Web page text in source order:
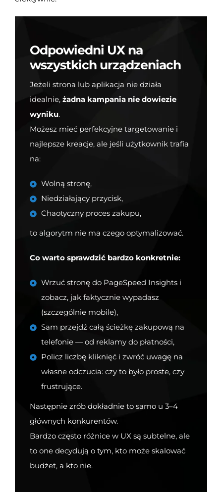
Odpowiedni UX na
wszystkich urządzeniach
Jeżeli strona lub aplikacja nie działa
idealnie, żadna kampania nie dowiezie
wyniku.
Możesz mieć perfekcyjne targetowanie i
najlepsze kreacje, ale jeśli użytkownik trafia
na:
Wolną stronę,
Niedziałający przycisk,
Chaotyczny proces zakupu,
to algorytm nie ma czego optymalizować.
Co warto sprawdzić bardzo konkretnie:
Wrzuć stronę do PageSpeed Insights i
zobacz, jak faktycznie wypadasz
(szczególnie mobile),
Sam przejdź całą ścieżkę zakupową na
telefonie — od reklamy do płatności,
Policz liczbę kliknięć i zwróć uwagę na
własne odczucia: czy to było proste, czy
frustrujące.
Następnie zrób dokładnie to samo u 3–4
głównych konkurentów.
Bardzo często różnice w UX są subtelne, ale
to one decydują o tym, kto może skalować
budżet, a kto nie.